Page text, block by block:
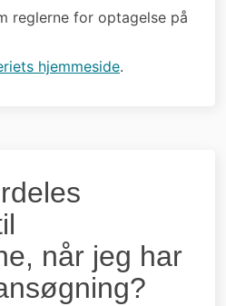
reglerne for optagelse på
hjemmeside.
når jeg har